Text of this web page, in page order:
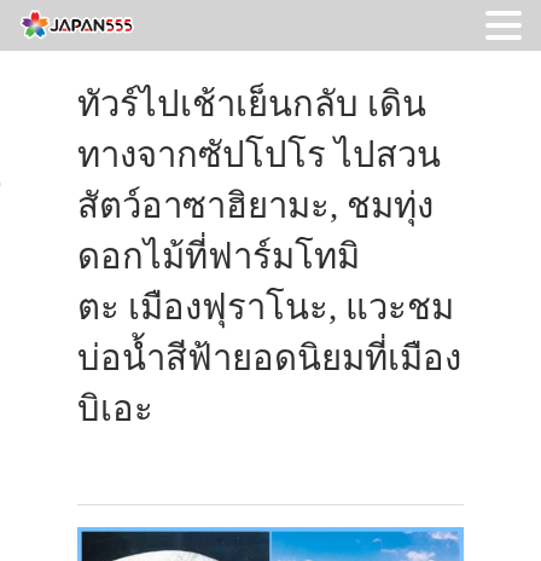
ทัวร์ไปเช้าเย็นกลับ เดิน
ทางจากซัปโปโร ไปสวน
สัตว์อาซาฮิยามะ, ชมทุ่ง
ดอกไม้ที่ฟาร์มโทมิ
ตะ เมืองฟุราโนะ, แวะชม
บ่อน้ำสีฟ้ายอดนิยมที่เมือง
บิเอะ